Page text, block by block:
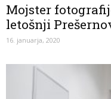
Mojster
letošnji
16. januarja, 2020